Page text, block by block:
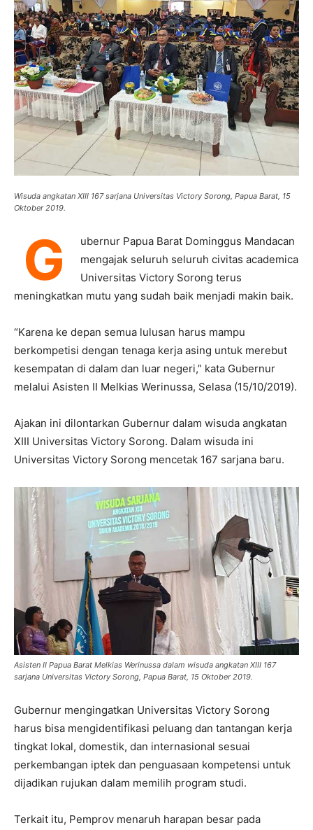
Wisuda angkatan XIII 167 sarjana Universitas Victory Sorong, Papua Barat, 15
Oktober 2019.
G
ubernur Papua Barat Dominggus Mandacan
mengajak seluruh seluruh civitas academica
Universitas Victory Sorong terus
meningkatkan mutu yang sudah baik menjadi makin baik.
“Karena ke depan semua lulusan harus mampu
berkompetisi dengan tenaga kerja asing untuk merebut
kesempatan di dalam dan luar negeri,” kata Gubernur
melalui Asisten II Melkias Werinussa, Selasa (15/10/2019).
Ajakan ini dilontarkan Gubernur dalam wisuda angkatan
XIII Universitas Victory Sorong. Dalam wisuda ini
Universitas Victory Sorong mencetak 167 sarjana baru.
Asisten II Papua Barat Melkias Werinussa dalam wisuda angkatan XIII 167
sarjana Universitas Victory Sorong, Papua Barat, 15 Oktober 2019.
Gubernur mengingatkan Universitas Victory Sorong
harus bisa mengidentifikasi peluang dan tantangan kerja
tingkat lokal, domestik, dan internasional sesuai
perkembangan iptek dan penguasaan kompetensi untuk
dijadikan rujukan dalam memilih program studi.
Terkait itu, Pemprov menaruh harapan besar pada